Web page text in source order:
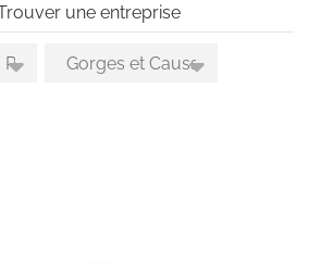
une entreprise
Choix des secteurs géographiques